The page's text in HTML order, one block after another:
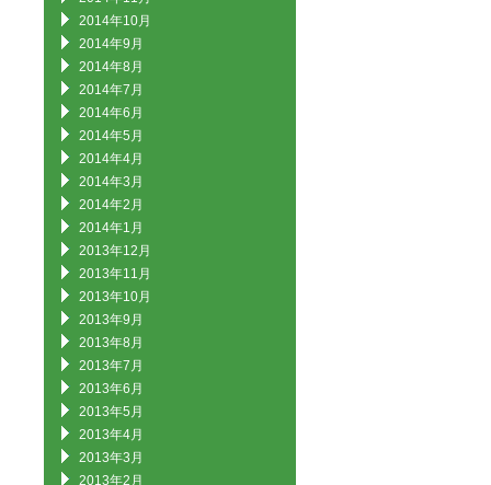
2014年10月
2014年9月
2014年8月
2014年7月
2014年6月
2014年5月
2014年4月
2014年3月
2014年2月
2014年1月
2013年12月
2013年11月
2013年10月
2013年9月
2013年8月
2013年7月
2013年6月
2013年5月
2013年4月
2013年3月
2013年2月